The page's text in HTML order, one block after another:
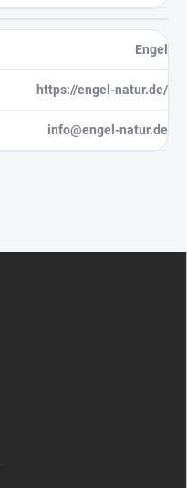
Engel
https://engel-natur.de/
info@engel-natur.de